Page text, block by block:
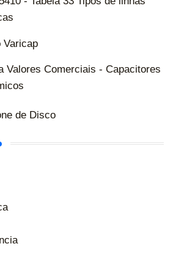
Varicap
Valores Comerciais - Capacitores
de Disco